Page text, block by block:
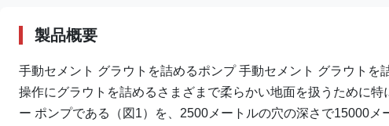
製品概要
手動セメント グラウトを詰めるポンプ 手動セメント グラウト
操作にグラウトを詰めるさまざまで柔らかい地面を扱うために
ー ポンプである（図1）を、2500メートルの穴の深さで15000